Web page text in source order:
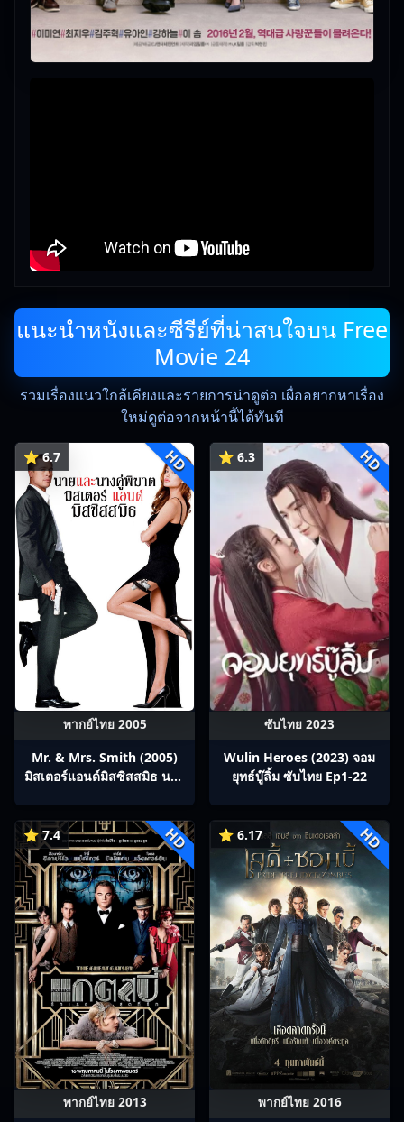
แนะนำหนังและซีรีย์ที่น่าสนใจบน Free
Movie 24
รวมเรื่องแนวใกล้เคียงและรายการน่าดูต่อ เผื่ออยากหาเรื่อง
ใหม่ดูต่อจากหน้านี้ได้ทันที
⭐ 6.7 HD
พากย์ไทย 2005
Mr. & Mrs. Smith (2005)
มิสเตอร์แอนด์มิสซิสสมิธ นาย
⭐ 6.3 HD
ซับไทย 2023
Wulin Heroes (2023) จอม
ยุทธ์บู๊ลิ้ม ซับไทย Ep1-22
⭐ 7.4 HD
พากย์ไทย 2013
⭐ 6.17 HD
พากย์ไทย 2016